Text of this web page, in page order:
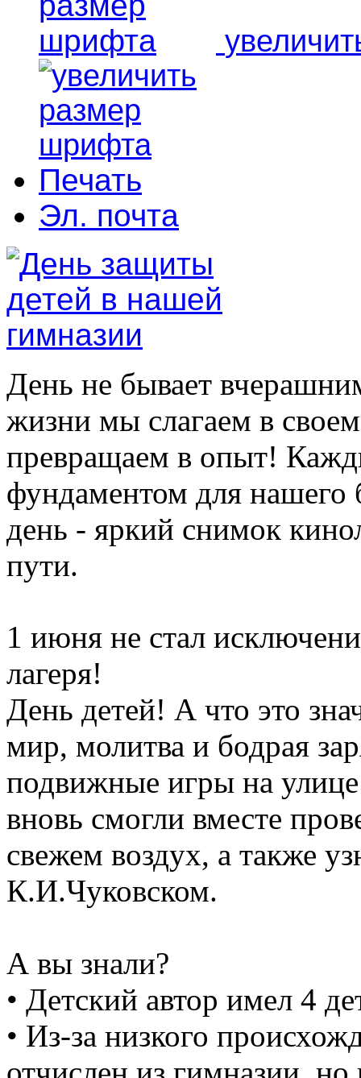
Печать
Эл. почта
День не бывает
жизни мы слагаем в
превращаем в опыт!
фундаментом для
день - яркий снимок
пути.
1 июня не стал
лагеря!
День детей! А что это
мир, молитва и бодрая
подвижные игры на
вновь смогли вместе
свежем воздух, а также
К.И.Чуковском.
А вы знали?
• Детский автор имел 4
• Из-за низкого